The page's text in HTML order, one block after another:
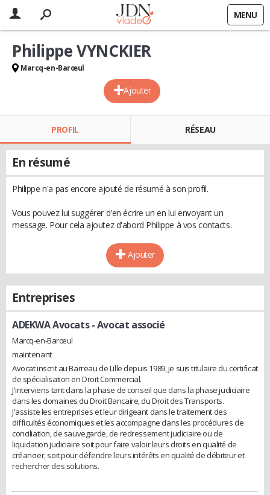
MENU
Ajouter
Philippe VYNCKIER
Marcq-en-Barœul
PROFIL RÉSEAU
En résumé
Philippe n'a pas encore ajouté de résumé à son profil.
Vous pouvez lui suggérer d'en écrire un en lui envoyant un
message. Pour cela ajoutez d'abord Philippe à vos contacts.
Ajouter
Entreprises
ADEKWA Avocats- Avocat associé
Marcq-en-Barœul
maintenant
Avocat inscrit au Barreau de Lille depuis 1989, je suis titulaire du certificat
de spécialisation en Droit Commercial.
J'interviens tant dans la phase de conseil que dans la phase judiciaire
dans les domaines du Droit Bancaire, du Droit des Transports.
J'assiste les entreprises et leur dirigeant dans le traitement des
difficultés économiques et les accompagne dans les procédures de
conciliation, de sauvegarde, de redressement judiciaire ou de
liquidation judiciaire soit pour faire valoir leurs droits en qualité de
créancier, soit pour défendre leurs intérêts en qualité de débiteur et
rechercher des solutions.